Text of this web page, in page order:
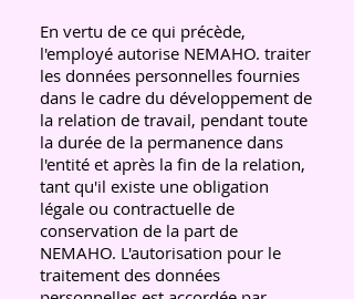
En vertu de ce qui précède,
l'employé autorise NEMAHO. traiter
les données personnelles fournies
dans le cadre du développement de
la relation de travail, pendant toute
la durée de la permanence dans
l'entité et après la fin de la relation,
tant qu'il existe une obligation
légale ou contractuelle de
conservation de la part de
NEMAHO. L'autorisation pour le
traitement des données